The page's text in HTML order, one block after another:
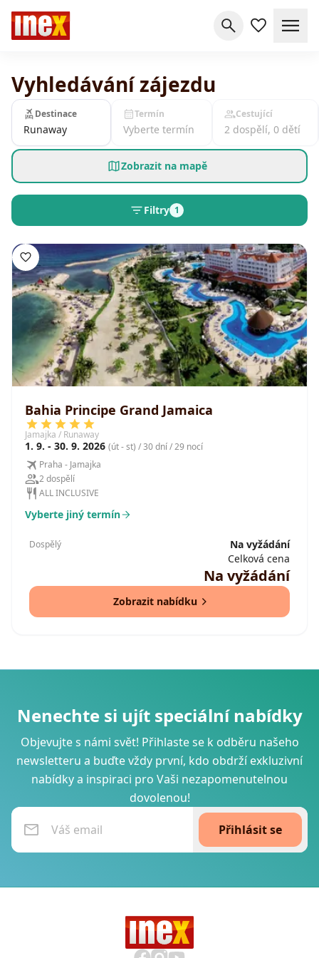
Vyhledávání zájezdu
Destinace
Runaway
Termín
Vyberte termín
Cestující
2 dospělí, 0 dětí
Zobrazit na mapě
Filtry 1
Bahia Principe Grand Jamaica
Jamajka / Runaway
1. 9. - 30. 9. 2026 (út - st) / 30 dní / 29 nocí
Praha - Jamajka
2 dospělí
ALL INCLUSIVE
Vyberte jiný termín
Dospělý
Na vyžádání
Celková cena
Na vyžádání
Zobrazit nabídku
Nenechte si ujít speciální nabídky
Objevujte s námi svět! Přihlaste se k odběru našeho
newsletteru a buďte vždy první, kdo obdrží exkluzivní
nabídky a inspiraci pro Vaši nezapomenutelnou
dovolenou!
Přihlásit se